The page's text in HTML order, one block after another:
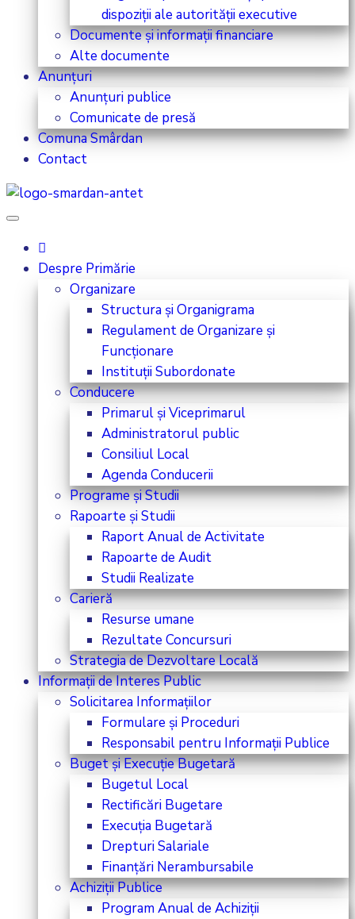
dispoziții ale autorității executive
Documente și informații financiare
Alte documente
Anunțuri
Anunțuri publice
Comunicate de presă
Comuna Smârdan
Contact
Despre Primărie
Organizare
Structura și Organigrama
Regulament de Organizare și
Funcționare
Instituții Subordonate
Conducere
Primarul și Viceprimarul
Administratorul public
Consiliul Local
Agenda Conducerii
Programe și Studii
Rapoarte și Studii
Raport Anual de Activitate
Rapoarte de Audit
Studii Realizate
Carieră
Resurse umane
Rezultate Concursuri
Strategia de Dezvoltare Locală
Informații de Interes Public
Solicitarea Informațiilor
Formulare și Proceduri
Responsabil pentru Informații Publice
Buget și Execuție Bugetară
Bugetul Local
Rectificări Bugetare
Execuția Bugetară
Drepturi Salariale
Finanțări Nerambursabile
Achiziții Publice
Program Anual de Achiziții